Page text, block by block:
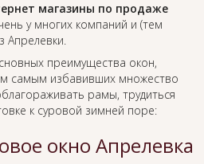
магазины по продаже
у многих компаний и (тем
Апрелевки.
преимущества окон,
самым избавивших множество
рамы, трудиться
к суровой зимней поре:
окно Апрелевка